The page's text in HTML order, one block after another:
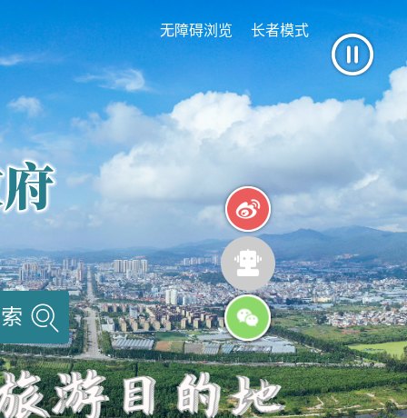
无障碍浏览 长者模式